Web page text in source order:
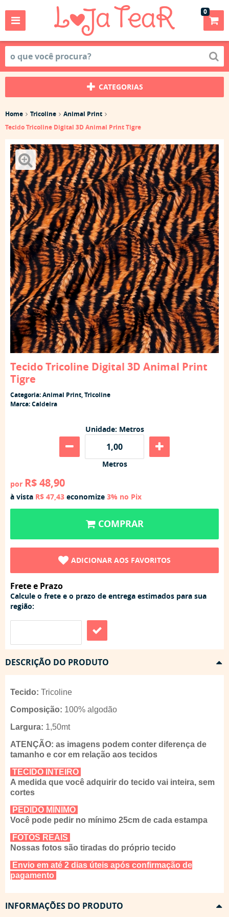
0
CATEGORIAS
Home Tricoline
Animal Print
Tecido Tricoline Digital 3D Animal Print Tigre
Tecido Tricoline Digital 3D Animal Print
Tigre
Categoria:Animal Print,Tricoline
Marca:Caldeira
Unidade: Metros
Metros
por R$ 48,90
à vista R$ 47,43 economize 3% no Pix
COMPRAR
ADICIONAR AOS FAVORITOS
Frete e Prazo
Calcule o frete e o prazo de entrega estimados para sua
região:
DESCRIÇÃO DO PRODUTO
Tecido: Tricoline
Composição: 100% algodão
Largura: 1,50mt
ATENÇÃO: as imagens podem conter diferença de
tamanho e cor em relação aos tecidos
TECIDO INTEIRO
A medida que você adquirir do tecido vai inteira, sem
cortes
PEDIDO MÍNIMO
Você pode pedir no mínimo 25cm de cada estampa
FOTOS REAIS
Nossas fotos são tiradas do próprio tecido
Envio em até 2 dias úteis após confirmação de
pagamento
INFORMAÇÕES DO PRODUTO